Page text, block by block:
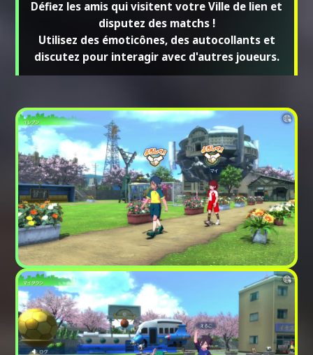
Défiez les amis qui visitent votre Ville de lien et
disputez des matchs !
Utilisez des émoticônes, des autocollants et
discutez pour interagir avec d'autres joueurs.